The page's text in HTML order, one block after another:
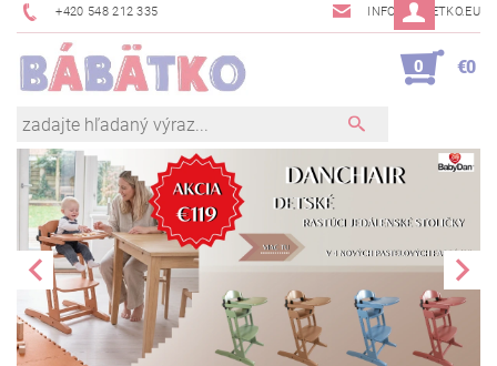
+420 548 212 335 INFO@BABETKO.EU
0 €0